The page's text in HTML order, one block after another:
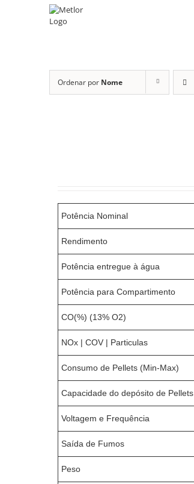
Ordenar por Nome
Potência Nominal
Rendimento
Potência entregue à água
Potência para Compartimento
CO(%) (13% O2)
NOx | COV | Particulas
Consumo de Pellets (Min-Max)
Capacidade do depósito de Pellets
Voltagem e Frequência
Saída de Fumos
Peso